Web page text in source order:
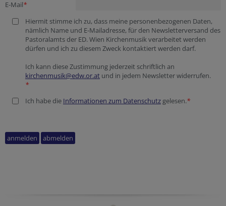
E-Mail*
Hiermit stimme ich zu, dass meine personenbezogenen Daten,
nämlich Name und E-Mailadresse, für den Newsletterversand des
Pastoralamts der ED. Wien Kirchenmusik verarbeitet werden
dürfen und ich zu diesem Zweck kontaktiert werden darf.
Ich kann diese Zustimmung jederzeit schriftlich an
kirchenmusik@edw.or.at und in jedem Newsletter widerrufen.
*
Ich habe die Informationen zum Datenschutz gelesen.*